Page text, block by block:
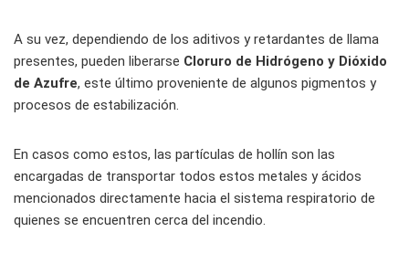
A su vez, dependiendo de los aditivos y retardantes de llama
presentes, pueden liberarse Cloruro de Hidrógeno y Dióxido
de Azufre, este último proveniente de algunos pigmentos y
procesos de estabilización.
En casos como estos, las partículas de hollín son las
encargadas de transportar todos estos metales y ácidos
mencionados directamente hacia el sistema respiratorio de
quienes se encuentren cerca del incendio.